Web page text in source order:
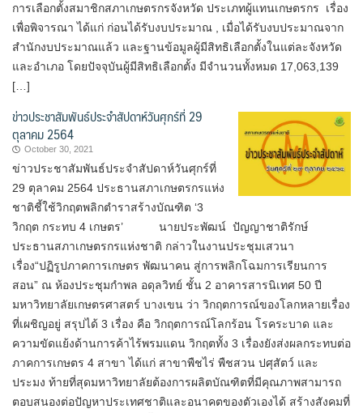
การเลือกตั้งสมาชิกสภาเกษตรกรจังหวัด ประเภทผู้แทนเกษตรกร เรื่อง
เพื่อพิจารณา ได้แก่ ก่อนได้รับงบประมาณ , เมื่อได้รับงบประมาณจาก
สำนักงบประมาณแล้ว และฐานข้อมูลผู้มีสิทธิเลือกตั้งในแต่ละจังหวัด
และอำเภอ โดยปัจจุบันผู้มีสิทธิเลือกตั้ง มีจำนวนทั้งหมด 17,063,139
[…]
ข่าวประชาสัมพันธ์ประจำสัปดาห์วันศุกร์ที่ 29
ตุลาคม 2564
October 30, 2021
ข่าวประชาสัมพันธ์ประจำสัปดาห์วันศุกร์ที่
29 ตุลาคม 2564 ประธานสภาเกษตรกรแห่ง
ชาติชี้ใช้วิกฤตพลิกตำราสร้างบัณฑิต ‘3
วิกฤต กระทบ 4 เกษตร’ นายประพัฒน์ ปัญญาชาติรักษ์
ประธานสภาเกษตรกรแห่งชาติ กล่าวในงานประชุมเสวนา
เรื่อง“ปฏิรูปภาคการเกษตร พัฒนาคน สู่การพลิกโฉมการเรียนการ
สอน” ณ ห้องประชุมกำพล อดุลวิทย์ ชั้น 2 อาคารสารนิเทศ 50 ปี
มหาวิทยาลัยเกษตรศาสตร์ บางเขน ว่า วิกฤตการณ์ของโลกหลายเรื่อง
ที่เผชิญอยู่ สรุปได้ 3 เรื่อง คือ วิกฤตการณ์โลกร้อน โรคระบาด และ
ความขัดแย้งด้านการค้าไร้พรมแดน วิกฤตทั้ง 3 เรื่องยังส่งผลกระทบต่อ
ภาคการเกษตร 4 สาขา ได้แก่ สาขาพืชไร่ พืชสวน ปศุสัตว์ และ
ประมง ท้ายที่สุดมหาวิทยาลัยต้องการผลิตบัณฑิตที่มีคุณภาพสามารถ
ตอบสนองต่อปัญหาประเทศชาติและอนาคตของตัวเองได้ สร้างสังคมที่